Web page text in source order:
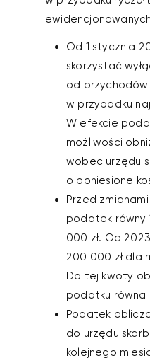
Od 1 stycznia
skorzystać
od
w przypadku
W efekcie
możliwości
wobec urzędu
o poniesione
Przed
podatek równy
000 zł. Od
200 000 zł dla
Do tej kwoty
podatku równa
Podatek
do urzędu
kolejnego